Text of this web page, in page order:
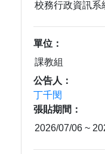
單位：
公告人：
丁千閔
張貼期間：